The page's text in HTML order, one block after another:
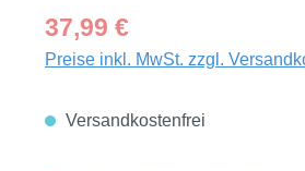
Regulärer Preis:
37,99 €
Preise inkl. MwSt. zzgl.
Versandkostenfrei